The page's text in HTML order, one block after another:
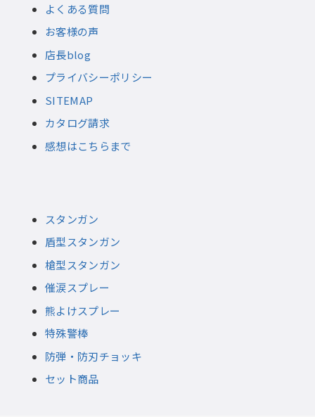
よくある質問
お客様の声
店長blog
プライバシーポリシー
SITEMAP
カタログ請求
感想はこちらまで
スタンガン
盾型スタンガン
槍型スタンガン
催涙スプレー
熊よけスプレー
特殊警棒
防弾・防刃チョッキ
セット商品